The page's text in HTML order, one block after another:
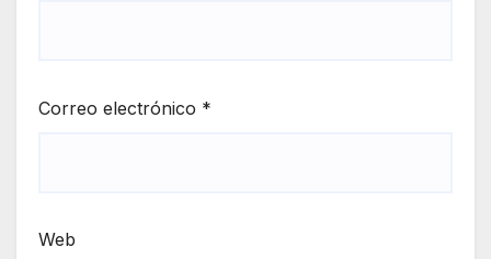
Correo electrónico *
Web